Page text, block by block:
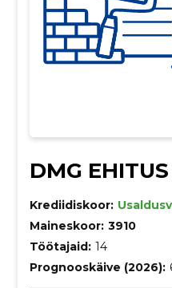
DMG
Krediidiskoor:
Maineskoor: 3910
Töötajaid: 14
Prognooskäive (2026):